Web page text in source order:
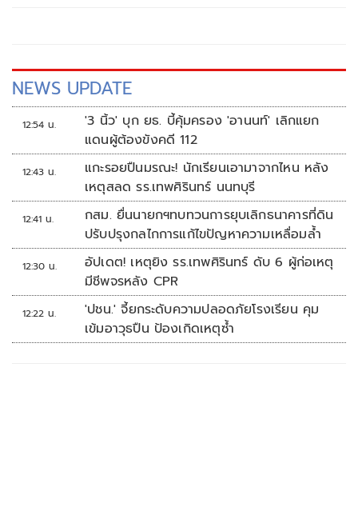
NEWS UPDATE
12:54 น.
'3 นิ้ว' บุก ยธ. บี้คุ้มครอง 'อานนท์' เลิกแยก
แดนผู้ต้องขังคดี 112
12:43 น.
แกะรอยปืนมรณะ! นักเรียนเอามาจากไหน หลัง
เหตุสลด รร.เทพศิรินทร์ นนทบุรี
12:41 น.
กสม. ยื่นนายกฯทบทวนการยุบเลิกธนาคารที่ดิน
ปรับปรุงกลไกการแก้ไขปัญหาความเหลื่อมล้ำ
12:30 น.
อัปเดต! เหตุยิง รร.เทพศิรินทร์ ดับ 6 ผู้ก่อเหตุ
มีชีพจรหลัง CPR
12:22 น.
'ปชน.' จี้ยกระดับความปลอดภัยโรงเรียน คุม
เข้มอาวุธปืน ป้องเกิดเหตุซ้ำ